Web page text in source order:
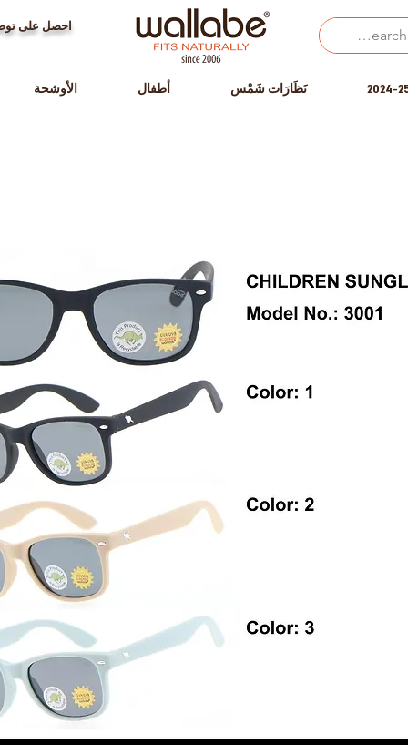
احصل على
الأوشحة أطفال نَظَارَات شَمْس